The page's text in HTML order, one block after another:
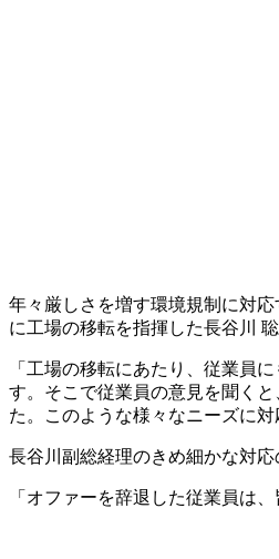
年々厳しさを増す環境規制に対
に工場の移転を指揮した長谷川
「工場の移転にあたり、従業員
す。そこで従業員の意見を聞く
た。このような様々なニーズに
長谷川副総経理のきめ細かな対
「オファーを辞退した従業員は